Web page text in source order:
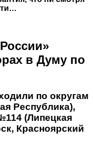
в Думу по
по округам
Республика),
(Липецкая
Красноярский